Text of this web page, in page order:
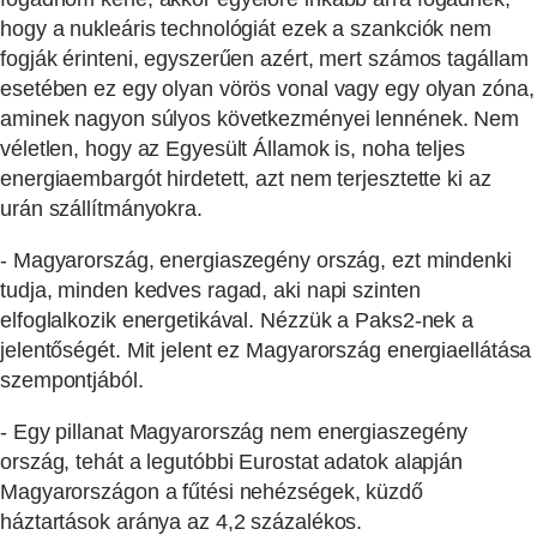
hogy a nukleáris technológiát ezek a szankciók nem
fogják érinteni, egyszerűen azért, mert számos tagállam
esetében ez egy olyan vörös vonal vagy egy olyan zóna,
aminek nagyon súlyos következményei lennének. Nem
véletlen, hogy az Egyesült Államok is, noha teljes
energiaembargót hirdetett, azt nem terjesztette ki az
urán szállítmányokra.
- Magyarország, energiaszegény ország, ezt mindenki
tudja, minden kedves ragad, aki napi szinten
elfoglalkozik energetikával. Nézzük a Paks2-nek a
jelentőségét. Mit jelent ez Magyarország energiaellátása
szempontjából.
- Egy pillanat Magyarország nem energiaszegény
ország, tehát a legutóbbi Eurostat adatok alapján
Magyarországon a fűtési nehézségek, küzdő
háztartások aránya az 4,2 százalékos.